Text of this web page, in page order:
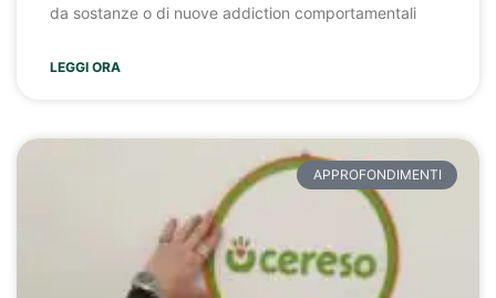
da sostanze o di nuove addiction comportamentali
LEGGI ORA
APPROFONDIMENTI